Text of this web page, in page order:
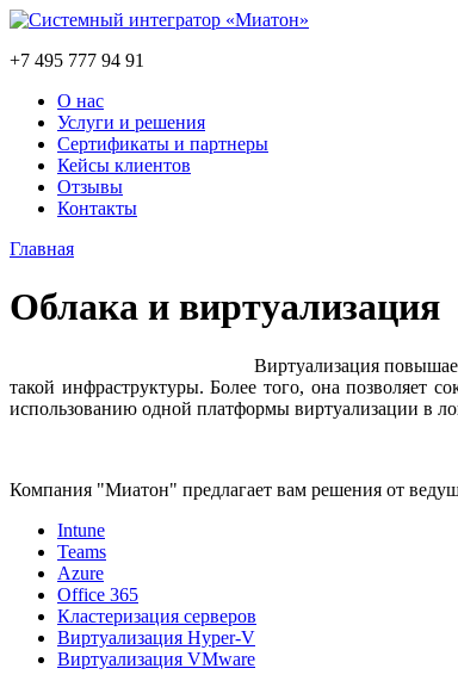
+7 495 777 94 91
О нас
Услуги и решения
Сертификаты и партнеры
Кейсы клиентов
Отзывы
Контакты
Главная
Облака и виртуализация
Виртуализация
такой инфраструктуры. Более того, она позволяет
использованию одной платформы виртуализации в
Компания "Миатон" предлагает вам решения от
Intune
Teams
Azure
Office 365
Кластеризация серверов
Виртуализация Hyper-V
Виртуализация VMware